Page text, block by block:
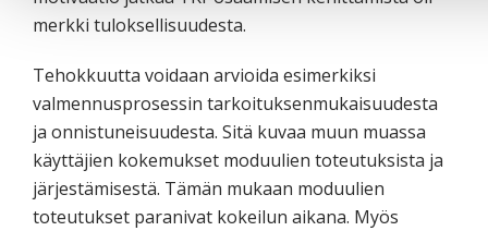
merkki tuloksellisuudesta.
Tehokkuutta voidaan arvioida esimerkiksi
valmennusprosessin tarkoituksenmukaisuudesta
ja onnistuneisuudesta. Sitä kuvaa muun muassa
käyttäjien kokemukset moduulien toteutuksista ja
järjestämisestä. Tämän mukaan moduulien
toteutukset paranivat kokeilun aikana. Myös